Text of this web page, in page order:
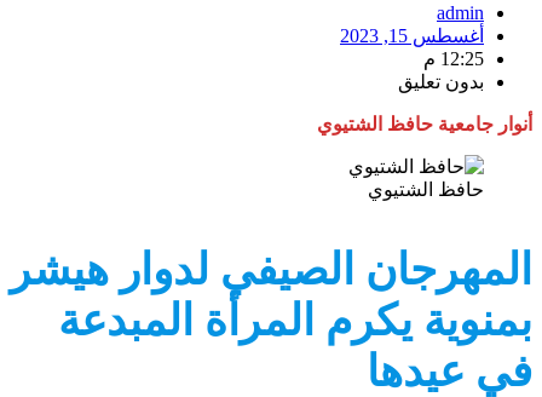
admin
أغسطس 15, 2023
12:25 م
بدون تعليق
أنوار جامعية حافظ الشتيوي
حافظ الشتيوي
المهرجان الصيفي لدوار هيشر
بمنوية يكرم المرأة المبدعة
في عيدها